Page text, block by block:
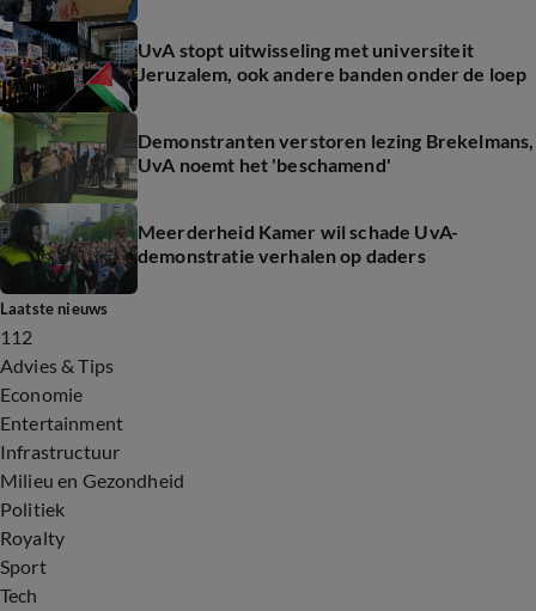
UvA stopt uitwisseling met universiteit
Jeruzalem, ook andere banden onder de loep
Demonstranten verstoren lezing Brekelmans,
UvA noemt het 'beschamend'
Meerderheid Kamer wil schade UvA-
demonstratie verhalen op daders
Laatste nieuws
112
Advies & Tips
Economie
Entertainment
Infrastructuur
Milieu en Gezondheid
Politiek
Royalty
Sport
Tech